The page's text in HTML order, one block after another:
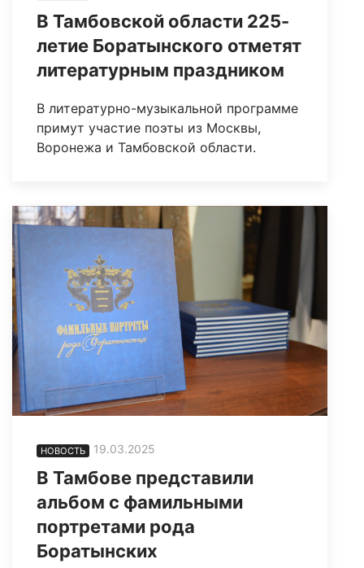
В Тамбовской области 225-
летие Боратынского отметят
литературным праздником
В литературно-музыкальной программе
примут участие поэты из Москвы,
Воронежа и Тамбовской области.
НОВОСТЬ 19.03.2025
В Тамбове представили
альбом с фамильными
портретами рода
Боратынских